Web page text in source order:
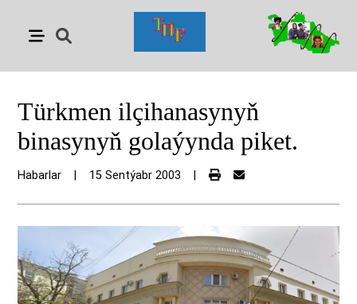
Türkmen ilçihanasynyň
binasynyň golaýynda piket.
Habarlar 15 Sentýabr 2003